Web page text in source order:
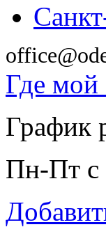
Где мой
График
Пн-Пт с